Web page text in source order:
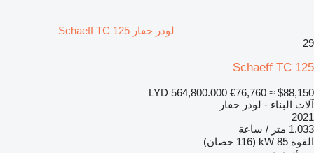
لودر حفار Schaeff TC 125
29
Schaeff TC 125
LYD 564,800.000 €76,760 ≈ $88,150
آلات البناء - لودر حفار
2021
1.033 متر / ساعة
القوة 85 kW (116 حصان)